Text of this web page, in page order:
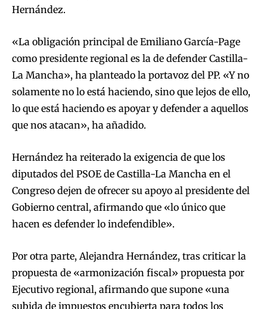
Hernández.
«La obligación principal de Emiliano García-Page
como presidente regional es la de defender Castilla-
La Mancha», ha planteado la portavoz del PP. «Y no
solamente no lo está haciendo, sino que lejos de ello,
lo que está haciendo es apoyar y defender a aquellos
que nos atacan», ha añadido.
Hernández ha reiterado la exigencia de que los
diputados del PSOE de Castilla-La Mancha en el
Congreso dejen de ofrecer su apoyo al presidente del
Gobierno central, afirmando que «lo único que
hacen es defender lo indefendible».
Por otra parte, Alejandra Hernández, tras criticar la
propuesta de «armonización fiscal» propuesta por
Ejecutivo regional, afirmando que supone «una
subida de impuestos encubierta para todos los